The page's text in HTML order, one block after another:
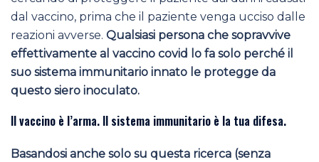
dal vaccino, prima che il paziente venga ucciso dalle
reazioni avverse. Qualsiasi persona che sopravvive
effettivamente al vaccino covid lo fa solo perché il
suo sistema immunitario innato le protegge da
questo siero inoculato.
Il vaccino è l’arma. Il sistema immunitario è la tua difesa.
Basandosi anche solo su questa ricerca (senza